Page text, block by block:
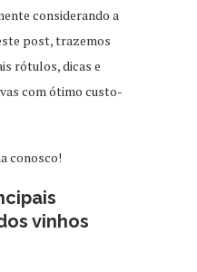
considerando a
post, trazemos
rótulos, dicas e
com ótimo custo-
conosco!
vinhos